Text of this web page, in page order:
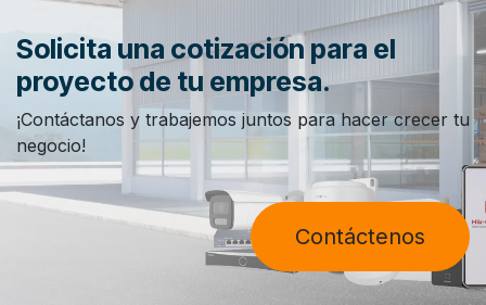
Solicita una cotización para el
proyecto de tu empresa.
¡Contáctanos y trabajemos juntos para hacer crecer tu
negocio!
Contáctenos